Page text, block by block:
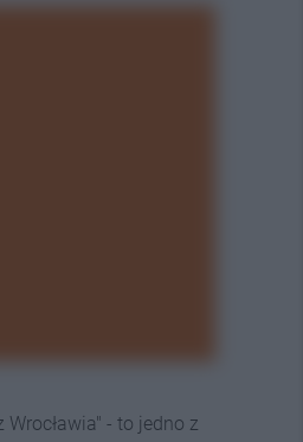
Wrocławia" - to jedno z